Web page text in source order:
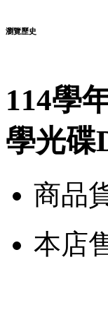
瀏覽歷史
114學
學光碟
商品
本店